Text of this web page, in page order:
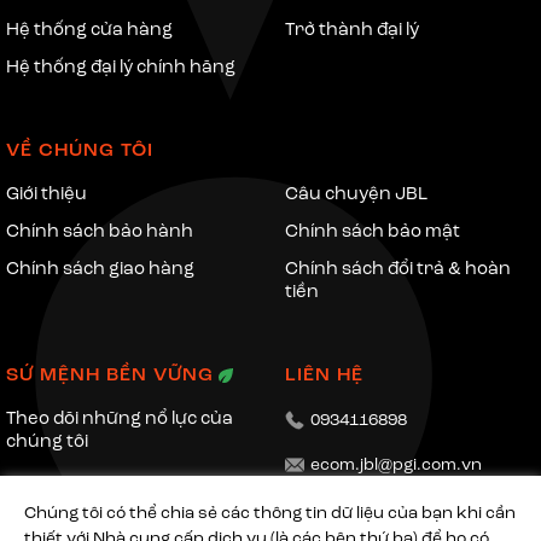
Mic gạt ngắt tiếng cùng công nghệ
khử ồn và vọng âm
bạn được truyền đạt to rõ đến đồng đội. Và khi bạn cần tập
Hệ thống cửa hàng
Trở thành đại lý
Hệ thống đại lý chính hãng
VỀ CHÚNG TÔI
Giới thiệu
Câu chuyện JBL
Chính sách bảo hành
Chính sách bảo mật
Chính sách giao hàng
Chính sách đổi trả & hoàn
tiền
SỨ MỆNH BỀN VỮNG
Theo dõi những nổ lực của
chúng tôi
LIÊN HỆ
0934116898
ecom.jbl@pgi.com.vn
Chúng tôi có thể chia sẻ các thông tin dữ liệu của bạn khi cần